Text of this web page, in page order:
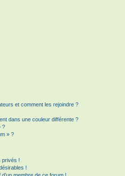
et comment les rejoindre ?
dans une couleur différente ?
?
» ?
privés !
!